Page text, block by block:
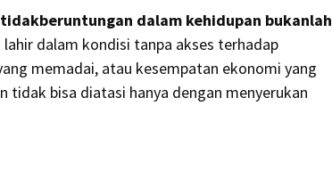
dalam kehidupan bukanlah
dalam kondisi tanpa akses terhadap
memadai, atau kesempatan ekonomi yang
bisa diatasi hanya dengan menyerukan